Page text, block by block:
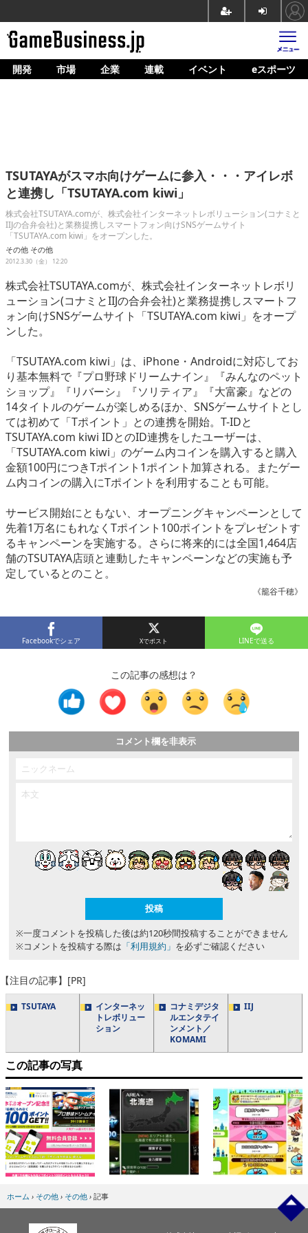
ホーム
企業動向
人材育成
産業政策
連載
イベント/セミナー
eスポーツ
開発 市場 企業 連載 イベント eスポーツ
TSUTAYAがスマホ向けゲームに参入・・・アイレボ
と連携し「TSUTAYA.com kiwi」
株式会社TSUTAYA.comが、株式会社インターネットレボリューション(コナミと
IIJの合弁会社)と業務提携しスマートフォン向けSNSゲームサイト
「TSUTAYA.com kiwi」をオープンした。
その他 その他
2012.3.30（金） 12:20
株式会社TSUTAYA.comが、株式会社インターネットレボリ
ューション(コナミとIIJの合弁会社)と業務提携しスマートフ
ォン向けSNSゲームサイト「TSUTAYA.com kiwi」をオープ
ンした。
「TSUTAYA.com kiwi」は、iPhone・Androidに対応してお
り基本無料で『プロ野球ドリームナイン』『みんなのペット
ショップ』『リバーシ』『ソリティア』『大富豪』などの
14タイトルのゲームが楽しめるほか、SNSゲームサイトとし
ては初めて「Tポイント」との連携を開始。T-IDと
TSUTAYA.com kiwi IDとのID連携をしたユーザーは、
「TSUTAYA.com kiwi」のゲーム内コインを購入すると購入
金額100円につきTポイント1ポイント加算される。またゲー
ム内コインの購入にTポイントを利用することも可能。
サービス開始にともない、オープニングキャンペーンとして
先着1万名にもれなくTポイント100ポイントをプレゼントす
るキャンペーンを実施する。さらに将来的には全国1,464店
舗のTSUTAYA店頭と連動したキャンペーンなどの実施も予
定しているとのこと。
《籠谷千穂》
Facebookでシェア LINEで送る
この記事の感想は？
コメント欄を非表示
※一度コメントを投稿した後は約120秒間投稿することができません
※コメントを投稿する際は 「利用規約」 を必ずご確認ください
【注目の記事】[PR]
TSUTAYA
インターネッ
トレボリュー
ション
コナミデジタ
ルエンタテイ
ンメント／
KOMAMI
IIJ
この記事の写真
ホーム › その他 › その他 › 記事